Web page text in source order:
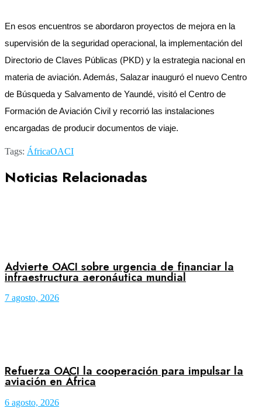
En esos encuentros se abordaron proyectos de mejora en la
supervisión de la seguridad operacional, la implementación del
Directorio de Claves Públicas (PKD) y la estrategia nacional en
materia de aviación. Además, Salazar inauguró el nuevo Centro
de Búsqueda y Salvamento de Yaundé, visitó el Centro de
Formación de Aviación Civil y recorrió las instalaciones
encargadas de producir documentos de viaje.
Tags: ÁfricaOACI
Noticias Relacionadas
Advierte OACI sobre urgencia de financiar la
infraestructura aeronáutica mundial
7 agosto, 2026
Refuerza OACI la cooperación para impulsar la
aviación en África
6 agosto, 2026